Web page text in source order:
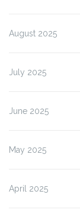
August 2025
July 2025
June 2025
May 2025
April 2025